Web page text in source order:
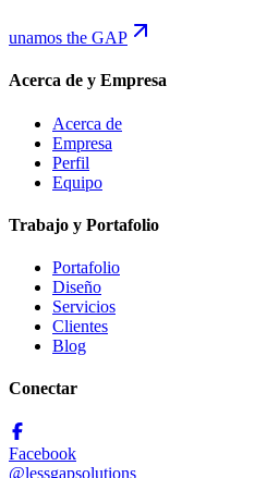
unamos the GAP
Acerca de y Empresa
Acerca de
Empresa
Perfil
Equipo
Trabajo y Portafolio
Portafolio
Diseño
Servicios
Clientes
Blog
Conectar
Facebook
@lessgapsolutions